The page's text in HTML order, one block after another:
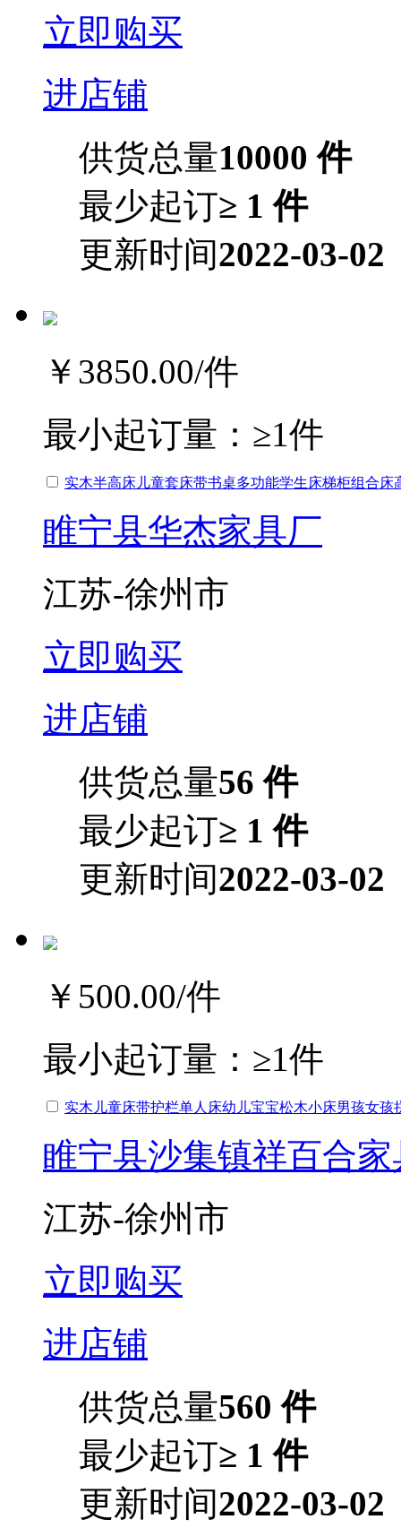
立即购买
进店铺
供货总量10000 件
最少起订≥ 1 件
更新时间2022-03-02
￥3850.00/件
最小起订量： ≥1件
实木半高床儿童套床带书桌多功能学生床梯柜组合床
睢宁县华杰家具厂
江苏-徐州市
立即购买
进店铺
供货总量56 件
最少起订≥ 1 件
更新时间2022-03-02
￥500.00/件
最小起订量： ≥1件
实木儿童床带护栏单人床幼儿宝宝松木小床男孩女孩
睢宁县沙集镇祥百合家
江苏-徐州市
立即购买
进店铺
供货总量560 件
最少起订≥ 1 件
更新时间2022-03-02